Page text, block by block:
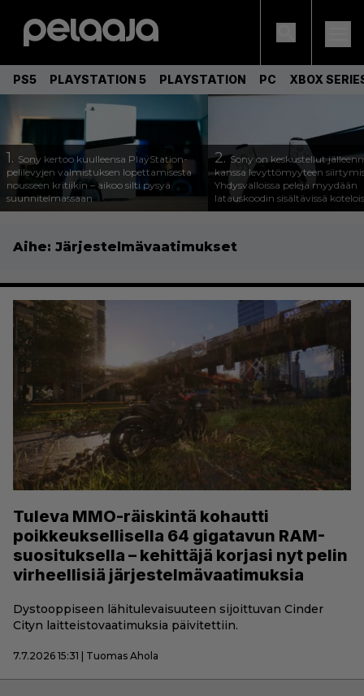
PS5 PLAYSTATION 5 PLAYSTATION PC XBOX
1. Sony kertoo kuulleensa PlayStation-
pelilevyjen valmistuksen lopettamisesta
nousseen kritiikin – aikoo silti pysyä
suunnitelmassaan
2.Sony on keskustellut
kanssa levyttömyyteen
Yhdysvalloissa pelejä myydään
latauskoodin sisältävissä
Aihe: Järjestelmävaatimukset
Tuleva MMO-räiskintä kohautti
poikkeuksellisella 64 gigatavun RAM-
suosituksella – kehittäjä korjasi nyt pelin
virheellisiä järjestelmävaatimuksia
Dystooppiseen lähitulevaisuuteen sijoittuvan Cinder
Cityn laitteistovaatimuksia päivitettiin.
7.7.2026 15:31 | Tuomas Ahola